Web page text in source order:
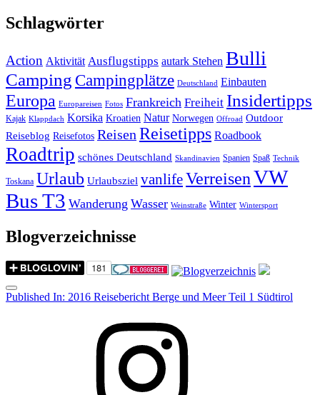
Schlagwörter
Action Aktivität Ausflugstipps autark Stehen Bulli
Camping Campingplätze Deutschland Einbauten
Europa Europareisen Fotos Frankreich Freiheit Insidertipps
Kajak Klappdach Korsika Kroatien Natur Norwegen Offroad Outdoor
Reiseblog Reisefotos ReisenReisetipps Roadbook
Roadtrip schönes Deutschland Skandinavien Spanien Spaß Technik
Toskana Urlaub Urlaubsziel vanlifeVerreisenVW
Bus T3 Wanderung Wasser Weinstraße Winter Wintersport
Blogverzeichnisse
Menu
Post
Published In: 2016 Reisebericht Berge und Meer Teil 1 Südtirol